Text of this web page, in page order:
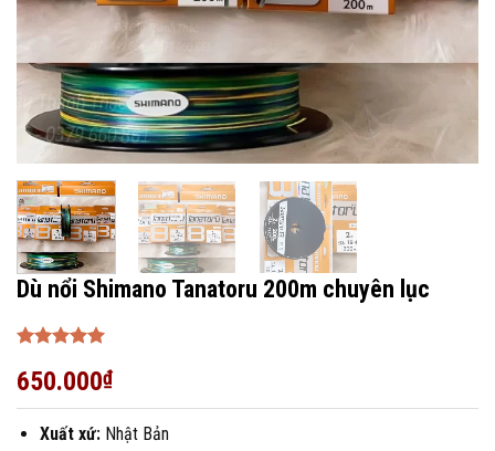
Dù nổi Shimano Tanatoru 200m chuyên lục
hạng 55
650.000₫
Xuất xứ:Nhật Bản